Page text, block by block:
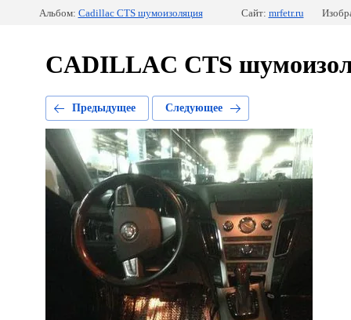
Альбом: Cadillac CTS шумоизоляция Сайт: mrfetr.ru
CADILLAC CTS
Предыдущее Следующее